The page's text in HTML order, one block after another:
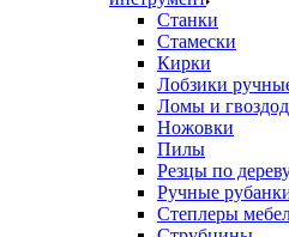
Станки
Стамески
Кирки
Лобзики
Ломы и
Ножовки
Пилы
Резцы по
Ручные
Степлеры